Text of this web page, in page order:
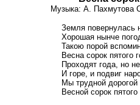
Музыка: А. Пахмутова
Земля повернулась
Хорошая нынче
Такою порой
Весна сорок пятого
Проходят года, но
И горе, и подвиг
Мы трудной
Весной сорок пятого